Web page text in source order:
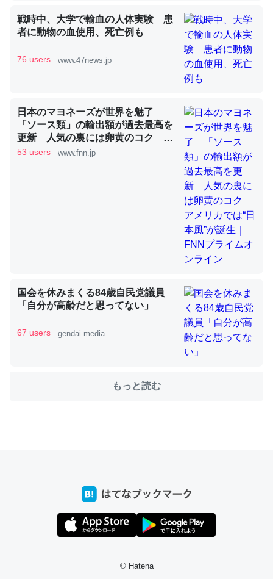
これを元に考えるとカルシウムを大量に使う脊椎動物と貝
─ニュース :: 【研究発表】昆虫学の大問題＝「昆虫はなぜ海にいな
いのか」に関する新仮説
ウチもEchoを実家に置いて４年。でたまに覗いてる。ぼ
ちぼちRingも置こうかと画策中。あと、Googleマップで
位置情報を共有してる。電池残量や充電中かが分かるので
ちょうど同じ理由でEcho Show 8を設定中でした。Prime
り時間を日数にすると1週間とかの人が多いそうだけど、
たいなのでネット環境作ったけどAlexaしか使わないので
回線代ほとんどかからないですよ。参考：
戦時中、大学で輸血の人体実験 患
者に動物の血使用、死亡例も
76 users www.47news.jp
日本のマヨネーズが世界を魅了
「ソース類」の輸出額が過去最高を
更新 人気の裏には卵黄のコク ア
メリカでは“日本風”が誕生｜FNNプ
53 users www.fnn.jp
国会を休みまくる84歳自民党議員
「自分が高齢だと思ってない」
67 users gendai.media
もっと読む
© Hatena